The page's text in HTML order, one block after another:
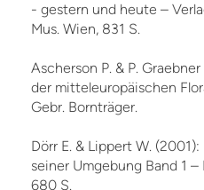
- gestern und heute –
Mus. Wien, 831 S.
Ascherson P. & P.
der mitteleuropäischen
Gebr. Bornträger.
Dörr E. & Lippert W.
seiner Umgebung Band 1
680 S.